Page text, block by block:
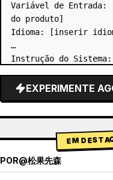
Variável de Entrada:
do produto]
Idioma: [inserir
Instrução do Sistema:
de produto em grade
líquido premium com
1) Análise…
EXPERIMENTE
EM
POR@松果先森